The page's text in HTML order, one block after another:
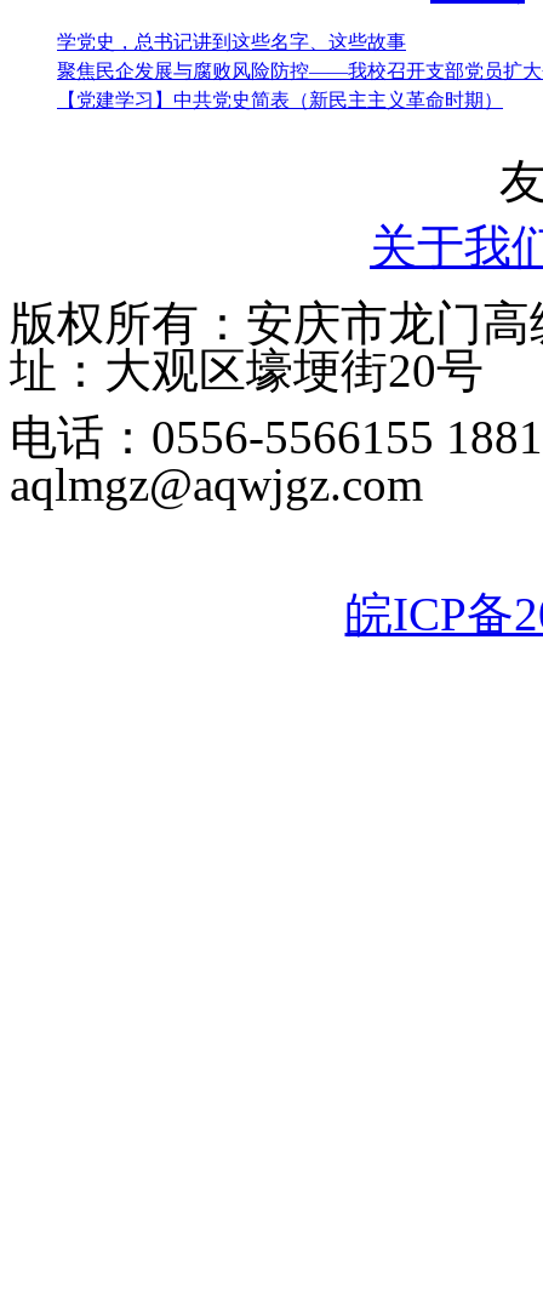
学党史，总书记讲到这些名字、这些故事
聚焦民企发展与腐败风险防控——我校召开支部党员扩
【党建学习】中共党史简表（新民主主义革命时期）
关于我
版权所有：安庆市龙门
址：大观区壕埂街20号
电话：0556-5566155
aqlmgz@aqwjgz.com
皖ICP备